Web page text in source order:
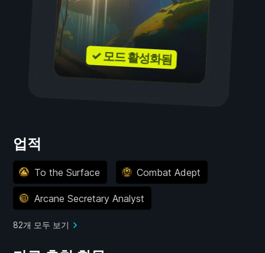
✓ 모드 활성화됨
업적
To the Surface Combat Adept
Arcane Secretary Analyst
82개 모두 보기